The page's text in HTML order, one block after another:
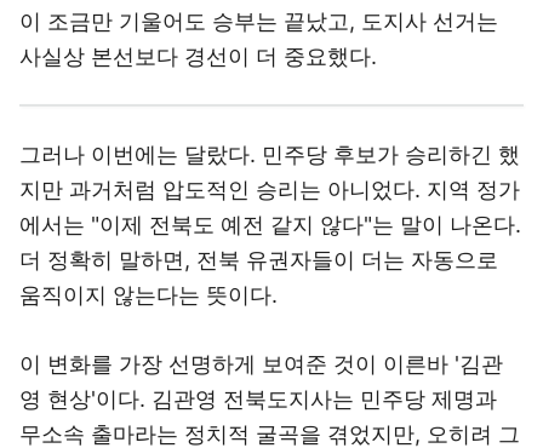
이 조금만 기울어도 승부는 끝났고, 도지사 선거는
사실상 본선보다 경선이 더 중요했다.
그러나 이번에는 달랐다. 민주당 후보가 승리하긴 했
지만 과거처럼 압도적인 승리는 아니었다. 지역 정가
에서는 "이제 전북도 예전 같지 않다"는 말이 나온다.
더 정확히 말하면, 전북 유권자들이 더는 자동으로
움직이지 않는다는 뜻이다.
이 변화를 가장 선명하게 보여준 것이 이른바 '김관
영 현상'이다. 김관영 전북도지사는 민주당 제명과
무소속 출마라는 정치적 굴곡을 겪었지만, 오히려 그